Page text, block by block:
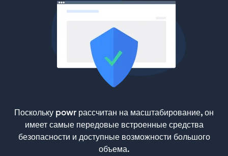
Поскольку powr рассчитан на масштабирование, он
имеет самые передовые встроенные средства
безопасности и доступные возможности большого
объема.